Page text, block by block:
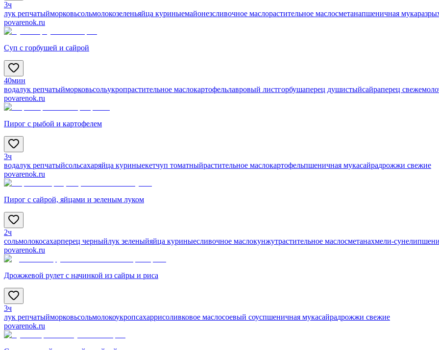
3ч
лук репчатыйморковьсольмолокозеленьяйца куриныемайонезсливочное маслорастительное маслосметанапшеничная мука
povarenok.ru
Суп с горбушей и сайрой
40мин
водалук репчатыйморковьсольукропрастительное маслокартофельлавровый листгорбушаперец душистыйсайраперец
povarenok.ru
Пирог с рыбой и картофелем
3ч
водалук репчатыйсольсахаряйца куриныекетчуп томатныйрастительное маслокартофельпшеничная мукасайрадрожжи свежие
povarenok.ru
Пирог с сайрой, яйцами и зеленым луком
2ч
сольмолокосахарперец черныйлук зеленыйяйца куриныесливочное маслокунжутрастительное маслосметанахмели-сунели
povarenok.ru
Дрожжевой рулет с начинкой из сайры и риса
3ч
лук репчатыйморковьсольмолокоукропсахаррисоливковое маслосоевый соуспшеничная мукасайрадрожжи свежие
povarenok.ru